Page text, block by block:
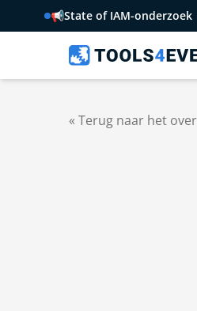
📢State of IAM-onderzoek
« Terug naar het